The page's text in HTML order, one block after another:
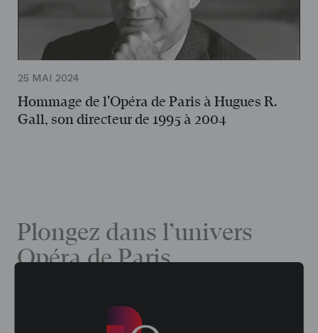
25 MAI 2024
Hommage de l'Opéra de Paris à Hugues R.
Gall, son directeur de 1995 à 2004
Plongez dans l’univers
Opéra de Paris